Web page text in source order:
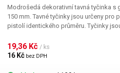
Modrošedá dekorativní tavná tyčinka s
150 mm. Tavné tyčinky jsou určeny pro
pistolí identického průměru. Tyčinky
vlastností vhodných pro spojování
o pohledový dekorativní prvek. Hmota
lepícím tyčinkám výrazně tužší a
19,36 Kč / ks
16 Kč bez DPH